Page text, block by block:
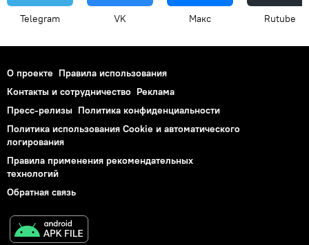
Telegram VK Макс Rutube
О проекте Правила использования
Контакты и сотрудничество Реклама
Пресс-релизы Политика конфиденциальности
Политика использования Cookie и автоматического
логирования
Правила применения рекомендательных
технологий
Обратная связь